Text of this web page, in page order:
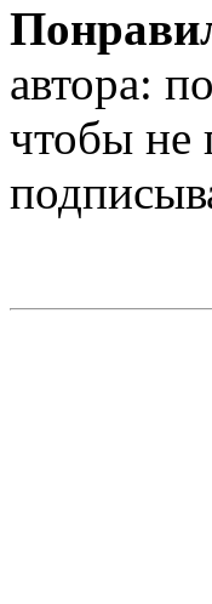
автора:
чтобы не